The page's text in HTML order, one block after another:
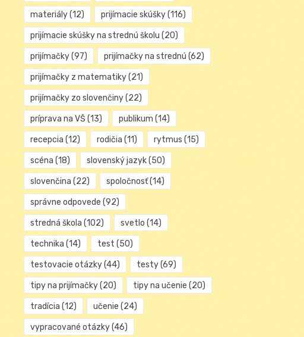
materiály(12) prijímacie skúšky(116)
prijímacie skúšky na strednú školu (20)
prijímačky(97) prijímačky na strednú (62)
prijímačky z matematiky(21)
prijímačky zo slovenčiny(22)
príprava na VŠ (13) publikum (14)
recepcia (12) rodičia (11) rytmus (15)
scéna (18) slovenský jazyk(50)
slovenčina (22) spoločnosť(14)
správne odpovede (92)
stredná škola (102) svetlo (14)
technika (14) test (50)
testovacie otázky(44) testy(69)
tipy na prijímačky(20) tipy na učenie (20)
tradícia (12) učenie (24)
vypracované otázky(46)